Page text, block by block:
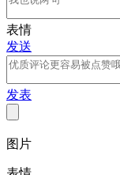
表情
发送
发表
图片